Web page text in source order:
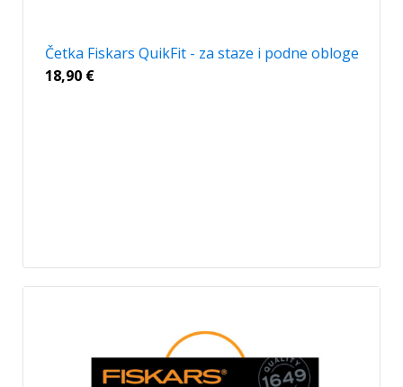
Četka Fiskars QuikFit - za staze i podne obloge
18,90 €